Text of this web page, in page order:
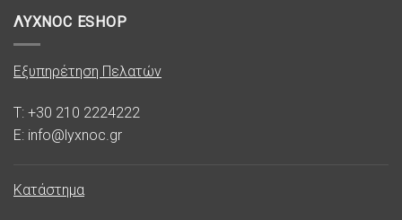
ΛΥΧΝΟC ESHOP
Εξυπηρέτηση Πελατών
T: +30 210 2224222
E: info@lyxnoc.gr
Κατάστημα